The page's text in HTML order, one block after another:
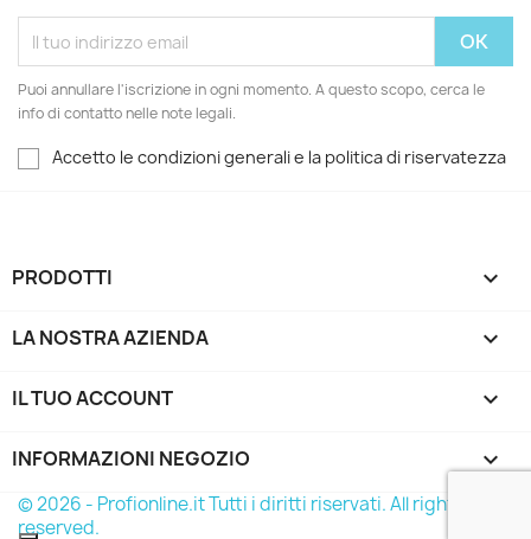
Puoi annullare l'iscrizione in ogni momento. A questo scopo, cerca le
info di contatto nelle note legali.
Accetto le condizioni generali e la politica di riservatezza
PRODOTTI 
LA NOSTRA AZIENDA 
IL TUO ACCOUNT 
INFORMAZIONI NEGOZIO keyboard_arrow_down
© 2026 - Profionline.it Tutti i diritti riservati. All rights
reserved.